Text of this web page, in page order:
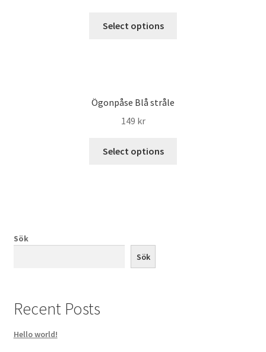
Select options
Ögonpåse Blå stråle
149 kr
Select options
Sök
Sök
Recent Posts
Hello world!